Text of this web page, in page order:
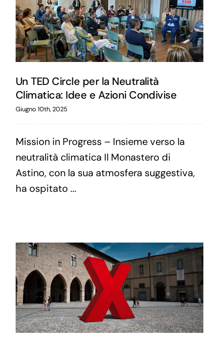
Un TED Circle per la Neutralità
Climatica: Idee e Azioni Condivise
Giugno 10th, 2025
Mission in Progress – Insieme verso la
neutralità climatica Il Monastero di
Astino, con la sua atmosfera suggestiva,
ha ospitato ...